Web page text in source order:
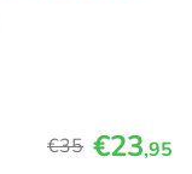
€35 €23,95